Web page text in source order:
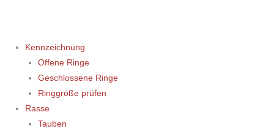
Kennzeichnung
Offene Ringe
Geschlossene Ringe
Ringgröße prüfen
Rasse
Tauben